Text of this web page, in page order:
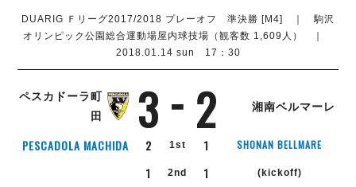
チケット
フットサル日本代表
その他
順位表
戦績表
警告・退場・出場停止選手
個人ランキング｜ゴール
個人ランキング｜シュート
個人ランキング｜シュート成功率
個人ランキング｜第2PK
メットライフ生命Ｆ１リーグ
エスポラーダ北海道
フウガドールすみだ
しながわシティ
立川アスレティックFC
チケットを買う TICKET
アリーナ情報 ARENA
リーグ概要 ABOUT US
DUARIG Ｆリーグ2017/2018 プレーオフ 準決勝 [M4] ｜ 駒沢
オリンピック公園総合運動場屋内球技場（観客数 1,609人） ｜
2018.01.14 sun 17：30
ペスカドーラ町
田
3 2 湘南ベルマーレ
PESCADOLA MACHIDA 2 1st 1 SHONAN BELLMARE
1 2nd 1 (kickoff)